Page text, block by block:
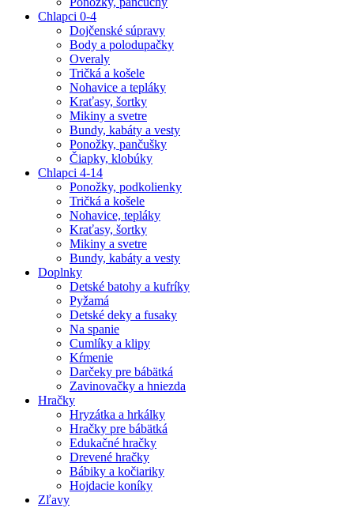
Chlapci 0-4
Dojčenské súpravy
Body a polodupačky
Overaly
Tričká a košele
Nohavice a tepláky
Kraťasy, šortky
Mikiny a svetre
Bundy, kabáty a vesty
Ponožky, pančušky
Čiapky, klobúky
Chlapci 4-14
Ponožky, podkolienky
Tričká a košele
Nohavice, tepláky
Kraťasy, šortky
Mikiny a svetre
Bundy, kabáty a vesty
Doplnky
Detské batohy a kufríky
Pyžamá
Detské deky a fusaky
Na spanie
Cumlíky a klipy
Kŕmenie
Darčeky pre bábätká
Zavinovačky a hniezda
Hračky
Hryzátka a hrkálky
Hračky pre bábätká
Edukačné hračky
Drevené hračky
Bábiky a kočiariky
Hojdacie koníky
Zľavy